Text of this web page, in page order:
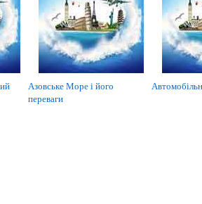
Азовське Море і його
переваги